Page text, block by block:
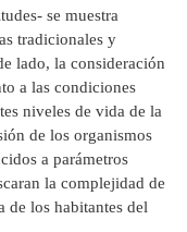
se muestra
tradicionales y
lado, la consideración
a las condiciones
niveles de vida de la
de los organismos
a parámetros
la complejidad de
de los habitantes del